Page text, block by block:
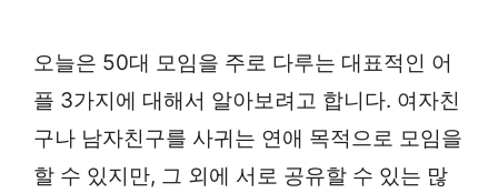
오늘은 50대 모임을 주로 다루는 대표적인 어
플 3가지에 대해서 알아보려고 합니다. 여자친
구나 남자친구를 사귀는 연애 목적으로 모임을
할 수 있지만, 그 외에 서로 공유할 수 있는 많